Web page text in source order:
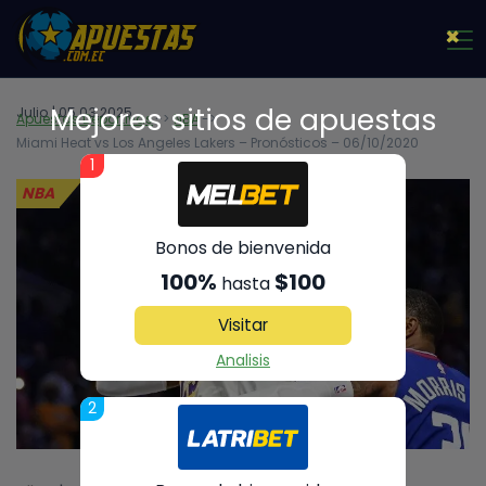
Julio | 05.03.2025
Apuestas Deportivas
NBA
Miami Heat vs Los Angeles Lakers – Pronósticos – 06/10/2020
NBA
×
Mejores sitios de apuestas
1
Bonos de bienvenida
100% hasta $100
Visitar
Analisis
2